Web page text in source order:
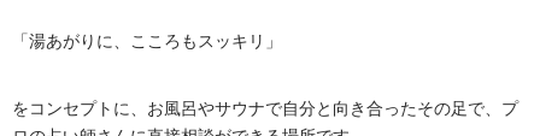
「湯あがりに、こころもスッキリ」
をコンセプトに、お風呂やサウナで自分と向き合ったその足で、プ